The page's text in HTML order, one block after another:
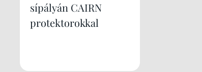
sípályán CAIRN
protektorokkal